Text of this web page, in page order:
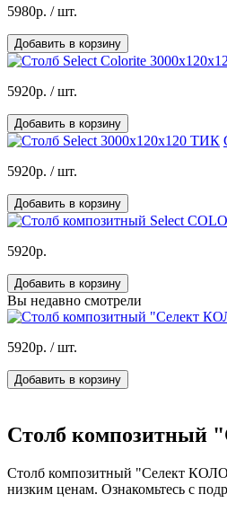
5980р. / шт.
Добавить в корзину
5920р. / шт.
Добавить в корзину
5920р. / шт.
Добавить в корзину
5920р.
Добавить в корзину
Вы недавно смотрели
5920р. / шт.
Добавить в корзину
Столб композитный
Столб композитный "Селект
низким ценам. Ознакомьтесь с